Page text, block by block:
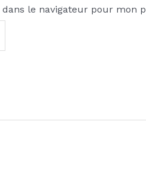
le navigateur pour mon